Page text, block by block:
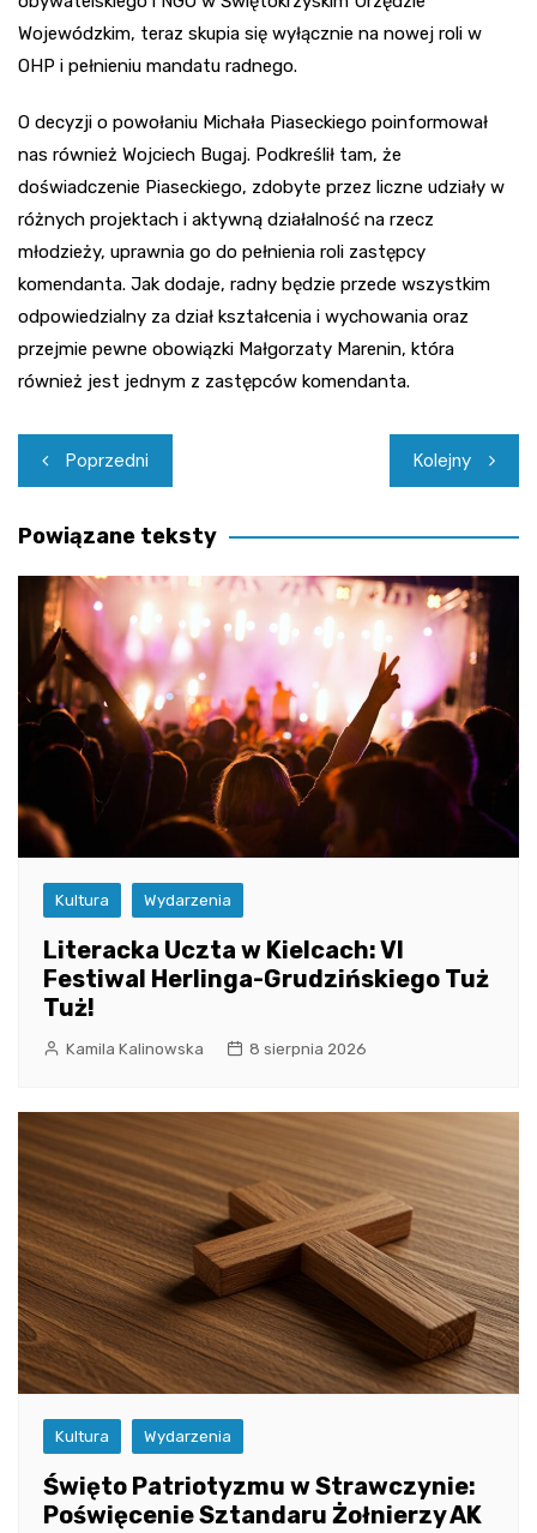
Wojewódzkim, teraz skupia się wyłącznie na nowej roli w
OHP i pełnieniu mandatu radnego.
O decyzji o powołaniu Michała Piaseckiego poinformował
nas również Wojciech Bugaj. Podkreślił tam, że
doświadczenie Piaseckiego, zdobyte przez liczne udziały w
różnych projektach i aktywną działalność na rzecz
młodzieży, uprawnia go do pełnienia roli zastępcy
komendanta. Jak dodaje, radny będzie przede wszystkim
odpowiedzialny za dział kształcenia i wychowania oraz
przejmie pewne obowiązki Małgorzaty Marenin, która
również jest jednym z zastępców komendanta.
Nawigacja
wpisu
Poprzedni Kolejny
Powiązane teksty
Kultura Wydarzenia
Literacka Uczta w Kielcach: VI
Festiwal Herlinga-Grudzińskiego Tuż
Tuż!
Kamila Kalinowska 8 sierpnia 2026
Kultura Wydarzenia
Święto Patriotyzmu w Strawczynie:
Poświęcenie Sztandaru Żołnierzy AK